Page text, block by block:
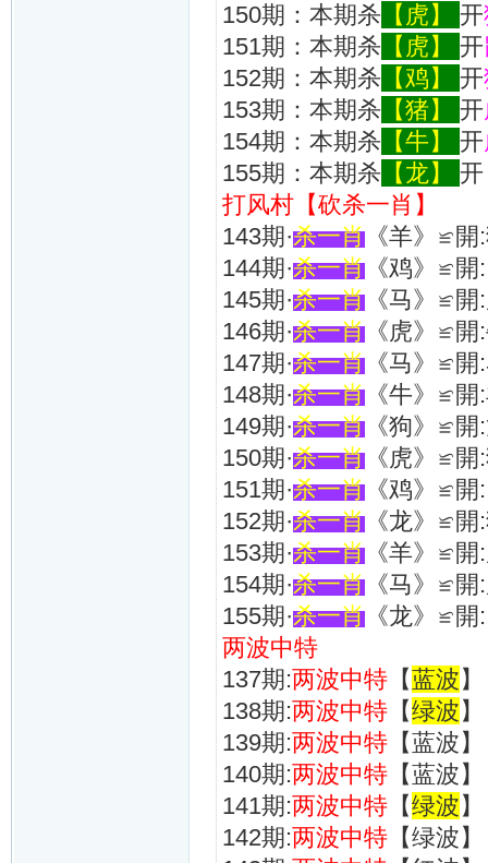
150期：本期杀 【虎】 开
151期：本期杀 【虎】 开
152期：本期杀 【鸡】 开
153期：本期杀 【猪】 开
154期：本期杀 【牛】 开
155期：本期杀 【龙】 开
打风村【砍杀一肖】
143期·杀一肖 《羊》≌
144期·杀一肖 《鸡》≌
145期·杀一肖 《马》≌
146期·杀一肖 《虎》≌
147期·杀一肖 《马》≌
148期·杀一肖 《牛》≌
149期·杀一肖 《狗》≌
150期·杀一肖 《虎》≌
151期·杀一肖 《鸡》≌
152期·杀一肖 《龙》≌
153期·杀一肖 《羊》≌
154期·杀一肖 《马》≌
155期·杀一肖 《龙》≌
两波中特
137期:两波中特 【蓝波
138期:两波中特 【绿波
139期:两波中特 【蓝波
140期:两波中特 【蓝波
141期:两波中特 【绿波
142期:两波中特 【绿波